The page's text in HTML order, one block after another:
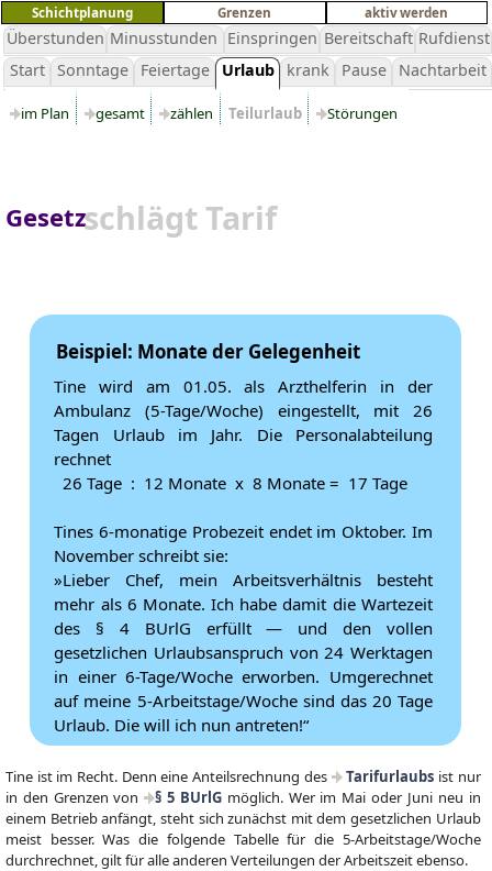
Schichtplanung Grenzen aktiv werden
Überstunden Minusstunden Einspringen Bereitschaft Rufdienst
Start
Sonntage Feiertage Urlaub krank Pause Nachtarbeit
im Plan gesamt zählen Teilurlaub Störungen
Gesetzschlägt Tarif
Beispiel: Monate der Gelegenheit
Tine wird am 01.05. als Arzthelferin in der
Ambulanz (5-Tage/Woche) eingestellt, mit 26
Tagen Urlaub im Jahr. Die Personalabteilung
rechnet
26 Tage : 12 Monate x 8 Monate = 17 Tage
Tines 6-monatige Probezeit endet im Oktober. Im
November schreibt sie:
»Lieber Chef, mein Arbeitsverhältnis besteht
mehr als 6 Monate. Ich habe damit die Wartezeit
des § 4 BUrlG erfüllt — und den vollen
gesetzlichen Urlaubsanspruch von 24 Werktagen
in einer 6-Tage/Woche erworben. Umgerechnet
auf meine 5-Arbeitstage/Woche sind das 20 Tage
Urlaub. Die will ich nun antreten!“
Tine ist im Recht. Denn eine Anteilsrechnung des Tarifurlaubs ist nur
in den Grenzen von § 5 BUrlG möglich. Wer im Mai oder Juni neu in
einem Betrieb anfängt, steht sich zunächst mit dem gesetzlichen Urlaub
meist besser. Was die folgende Tabelle für die 5-Arbeitstage/Woche
durchrechnet, gilt für alle anderen Verteilungen der Arbeitszeit ebenso.